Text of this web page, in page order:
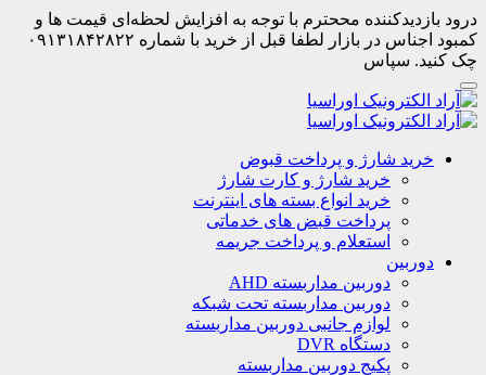
درود بازدیدکننده مححترم با توجه به افزایش لحظه‌ای قیمت ها و
کمبود اجناس در بازار لطفا قبل از خرید با شماره ۰۹۱۳۱۸۴۲۸۲۲
چک کنید. سپاس
خرید شارژ و پرداخت قبوض
خرید شارژ و کارت شارژ
خرید انواع بسته های اینترنت
پرداخت قبض های خدماتی
استعلام و پرداخت جریمه
دوربین
دوربین مداربسته AHD
دوربین مداربسته تحت شبکه
لوازم جانبی دوربین مداربسته
دستگاه DVR
پکیج دوربین مداربسته